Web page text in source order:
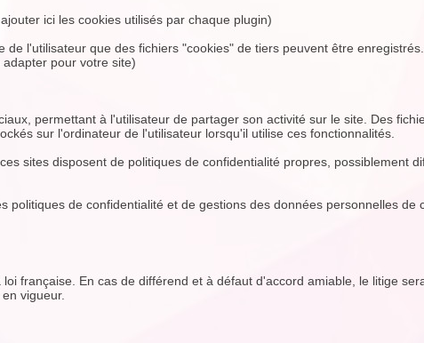
ici les cookies utilisés par chaque plugin)
l'utilisateur que des fichiers "cookies" de tiers peuvent être enregistrés.
pour votre site)
permettant à l'utilisateur de partager son activité sur le site. Des
sur l'ordinateur de l'utilisateur lorsqu'il utilise ces fonctionnalités.
sites disposent de politiques de confidentialité propres, possiblement
politiques de confidentialité et de gestions des données personnelles de
française. En cas de différend et à défaut d'accord amiable, le litige
vigueur.